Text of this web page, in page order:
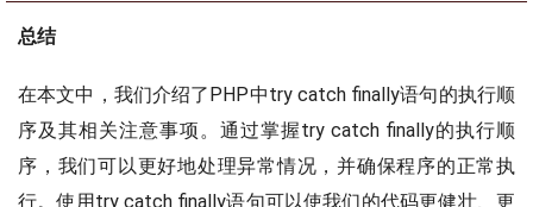
总结
在本文中，我们介绍了PHP中try catch finally语句的执行顺
序及其相关注意事项。通过掌握try catch finally的执行顺
序，我们可以更好地处理异常情况，并确保程序的正常执
行。使用try catch finally语句可以使我们的代码更健壮、更